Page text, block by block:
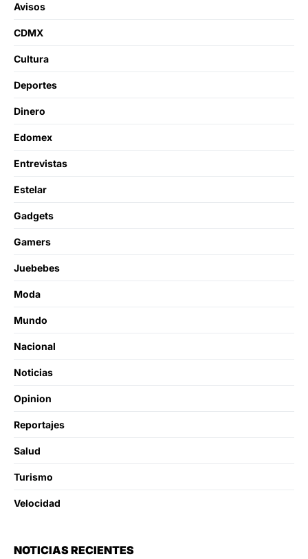
Avisos
CDMX
Cultura
Deportes
Dinero
Edomex
Entrevistas
Estelar
Gadgets
Gamers
Juebebes
Moda
Mundo
Nacional
Noticias
Opinion
Reportajes
Salud
Turismo
Velocidad
NOTICIAS RECIENTES